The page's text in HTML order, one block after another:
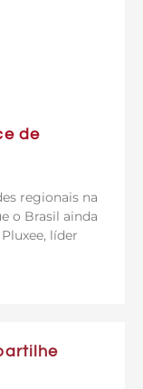
de
regionais na
o Brasil ainda
líder